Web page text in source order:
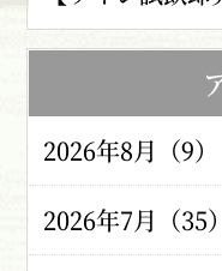
2026年8月（9）
2026年7月（35）